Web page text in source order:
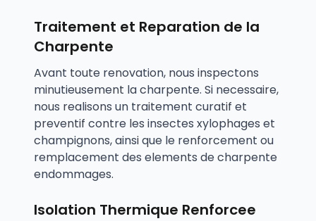
Traitement et Reparation de la
Charpente
Avant toute renovation, nous inspectons
minutieusement la charpente. Si necessaire,
nous realisons un traitement curatif et
preventif contre les insectes xylophages et
champignons, ainsi que le renforcement ou
remplacement des elements de charpente
endommages.
Isolation Thermique Renforcee